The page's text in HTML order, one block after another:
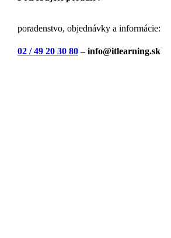
poradenstvo, objednávky a informácie:
02 / 49 20 30 80– info@itlearning.sk